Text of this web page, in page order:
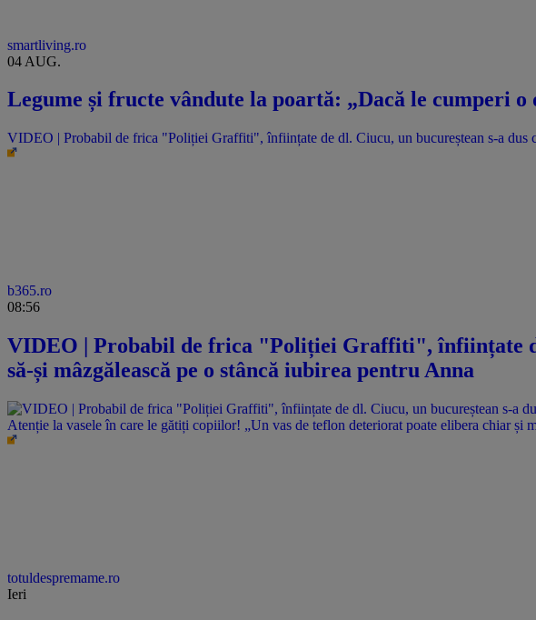
smartliving.ro
04 AUG.
Legume și fructe vândute la poartă: „Dacă le cumperi
VIDEO | Probabil de frica "Poliției Graffiti", înființate de dl. Ciucu, un bucureștean s-a dus
b365.ro
08:56
VIDEO | Probabil de frica "Poliției Graffiti", înființate
să-și mâzgălească pe o stâncă iubirea pentru Anna
Atenție la vasele în care le gătiți copiilor! „Un vas de teflon deteriorat poate elibera chiar și
totuldespremame.ro
Ieri